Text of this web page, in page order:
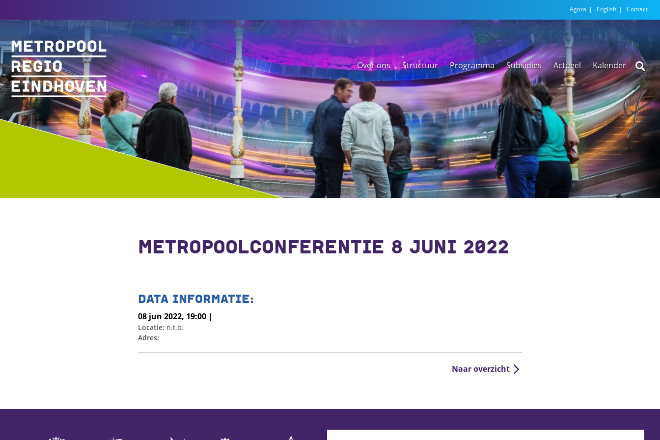
Agora English Contact
Over ons Structuur Programma
Regionale
versnellingstafel
Beethoven Wonen
Subsidies
VEX-regeling
Actueel
Nieuwsarchief
Kalender
METROPOOLCONFERENTIE 8 JUNI 2022
DATA INFORMATIE:
08 jun 2022, 19:00 |
Locatie: n.t.b.
Adres:
Naar overzicht